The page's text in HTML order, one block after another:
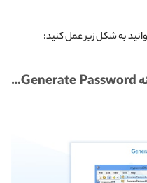
به شکل زیر عمل کنید:
1- از منوی Tools نرم‌افزار، گزینه Generate Password…